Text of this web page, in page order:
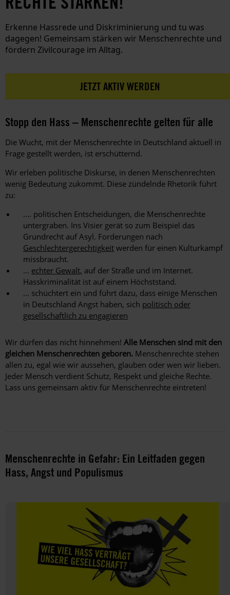
Erkenne Hassrede und Diskriminierung und tu was
dagegen! Gemeinsam stärken wir Menschenrechte und
fördern Zivilcourage im Alltag.
JETZT AKTIV WERDEN
Stopp den Hass – Menschenrechte gelten für alle
Die Wucht, mit der Menschenrechte in Deutschland aktuell in
Frage gestellt werden, ist erschütternd.
Wir erleben politische Diskurse, in denen Menschenrechten
wenig Bedeutung zukommt. Diese zündelnde Rhetorik führt
zu:
.... politischen Entscheidungen, die Menschenrechte
untergraben. Ins Visier gerät so zum Beispiel das
Grundrecht auf Asyl. Forderungen nach
Geschlechtergerechtigkeit werden für einen Kulturkampf
missbraucht.
... echter Gewalt, auf der Straße und im Internet.
Hasskriminalität ist auf einem Höchststand.
... schüchtert ein und führt dazu, dass einige Menschen
in Deutschland Angst haben, sich politisch oder
gesellschaftlich zu engagieren
Wir dürfen das nicht hinnehmen! Alle Menschen sind mit den
gleichen Menschenrechten geboren. Menschenrechte stehen
allen zu, egal wie wir aussehen, glauben oder wen wir lieben.
Jeder Mensch verdient Schutz, Respekt und gleiche Rechte.
Lass uns gemeinsam aktiv für Menschenrechte eintreten!
Menschenrechte in Gefahr: Ein Leitfaden gegen
Hass, Angst und Populismus